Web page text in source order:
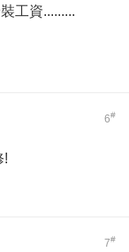
工資.........
6#
!
7#